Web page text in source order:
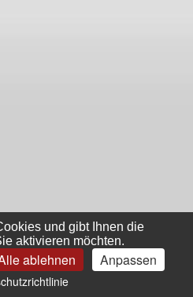
und gibt Ihnen die
aktivieren möchten.
ablehnen Anpassen